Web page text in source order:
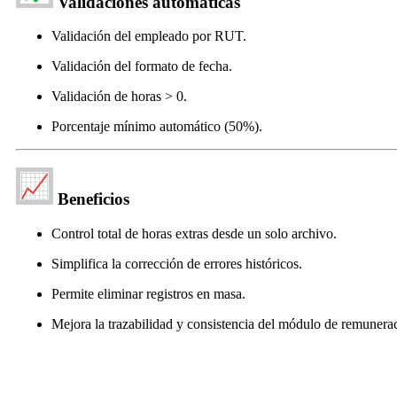
Validación del empleado por RUT.
Validación del formato de fecha.
Validación de horas > 0.
Porcentaje mínimo automático (50%).
Beneficios
Control total de horas extras desde un solo archivo.
Simplifica la corrección de errores históricos.
Permite eliminar registros en masa.
Mejora la trazabilidad y consistencia del módulo de